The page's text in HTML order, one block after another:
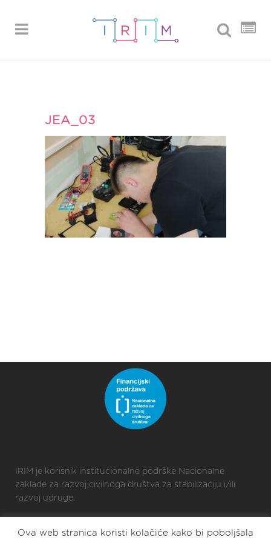
JEA_03
IRIM je korisnik institucionalne podrške Nacionalne
zaklade za razvoj civilnoga društva za stabilizaciju i/ili
razvoj udruge.
Ova web stranica koristi kolačiće kako bi poboljšala